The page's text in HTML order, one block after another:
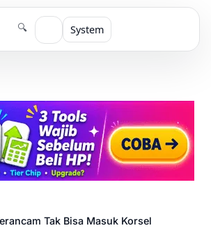
🔍 System
Tak Bisa Masuk Korsel